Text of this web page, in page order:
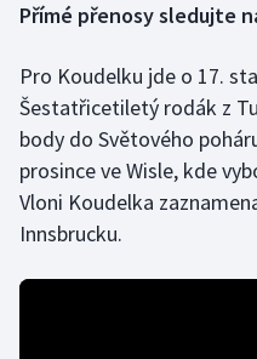
Futsal
Golf
Gymnastika
Házená
Přímé přenosy sledujte
Pro Koudelku jde o 17.
Šestatřicetiletý rodák z
body do Světového
prosince ve Wisle, kde
Vloni Koudelka
Innsbrucku.